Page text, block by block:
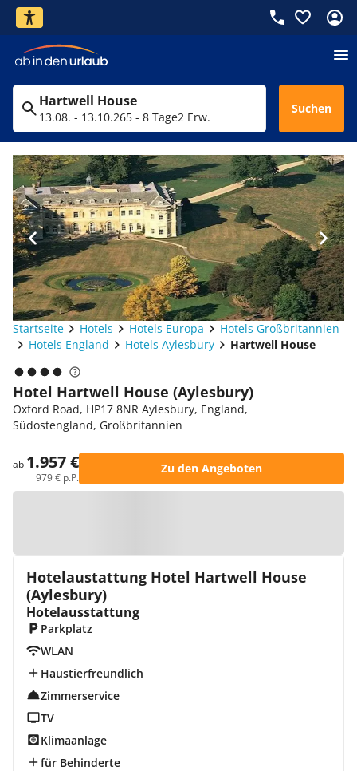
Hartwell House
13.08. - 13.10.265 - 8 Tage2 Erw.
Suchen
Startseite Hotels Hotels Europa
Hotels Großbritannien
Hotels England
Hotels Aylesbury Hartwell House
Hotel Hartwell House (Aylesbury)
Oxford Road, HP17 8NR Aylesbury, England,
Südostengland, Großbritannien
ab 1.957 €
979 € p.P.
Zu den Angeboten
Hotelaustattung Hotel Hartwell House
(Aylesbury)
Hotelausstattung
Parkplatz
WLAN
Haustierfreundlich
Zimmerservice
TV
Klimaanlage
für Behinderte